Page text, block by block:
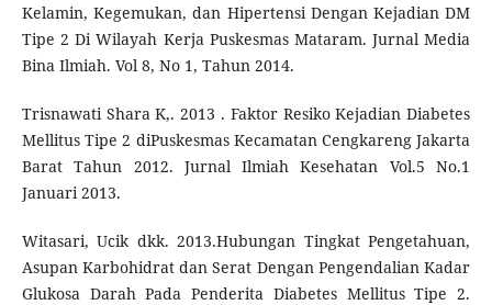
Kelamin, Kegemukan, dan Hipertensi Dengan Kejadian DM
Tipe 2 Di Wilayah Kerja Puskesmas Mataram. Jurnal Media
Bina Ilmiah. Vol 8, No 1, Tahun 2014.
Trisnawati Shara K,. 2013 . Faktor Resiko Kejadian Diabetes
Mellitus Tipe 2 diPuskesmas Kecamatan Cengkareng Jakarta
Barat Tahun 2012. Jurnal Ilmiah Kesehatan Vol.5 No.1
Januari 2013.
Witasari, Ucik dkk. 2013.Hubungan Tingkat Pengetahuan,
Asupan Karbohidrat dan Serat Dengan Pengendalian Kadar
Glukosa Darah Pada Penderita Diabetes Mellitus Tipe 2.